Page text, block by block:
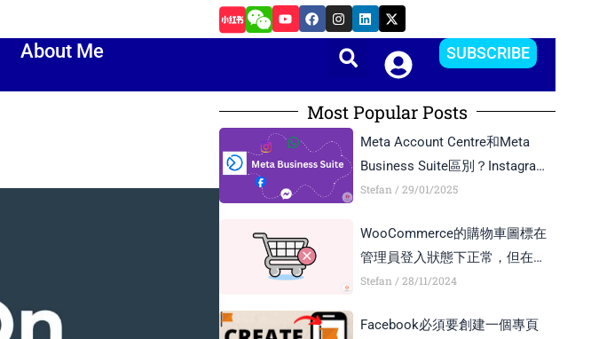
如何在Android Studio中更改APP的package name和版本
Y
o
u
e
F
a
c
o
k
I
n
s
t
a
r
a
m
L
i
n
i
X
-
t
w
i
t
t
e
r
About Me SUBSCRIBE
Most Popular Posts
Meta Account Centre和Meta
Business Suite區別？Instagram
Business Account和Creator
Stefan 29/01/2025
WooCommerce的購物車圖標在
管理員登入狀態下正常，但在訪
客模式下顯示異常，如何解決？
Stefan 28/11/2024
Facebook必須要創建一個專頁